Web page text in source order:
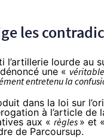
les
lourde au
une «
entretenu la
dans la loi sur
à l’article de
aux « règles » et «
de Parcoursup.